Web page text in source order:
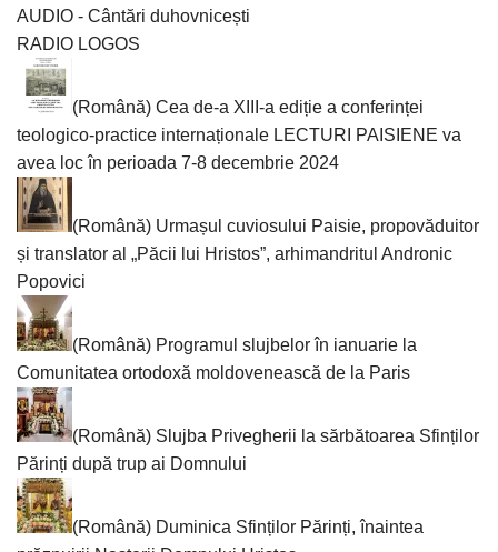
AUDIO - Cântări duhovnicești
RADIO LOGOS
(Română) Cea de-a XIII-a ediție a conferinței
teologico-practice internaționale LECTURI PAISIENE va
avea loc în perioada 7-8 decembrie 2024
(Română) Urmașul cuviosului Paisie, propovăduitor
și translator al „Păcii lui Hristos”, arhimandritul Andronic
Popovici
(Română) Programul slujbelor în ianuarie la
Comunitatea ortodoxă moldovenească de la Paris
(Română) Slujba Privegherii la sărbătoarea Sfinților
Părinți după trup ai Domnului
(Română) Duminica Sfinților Părinți, înaintea